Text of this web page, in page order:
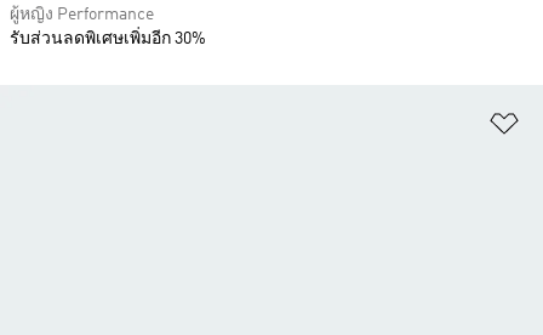
ผู้หญิง Performance
รับส่วนลดพิเศษเพิ่มอีก 30%